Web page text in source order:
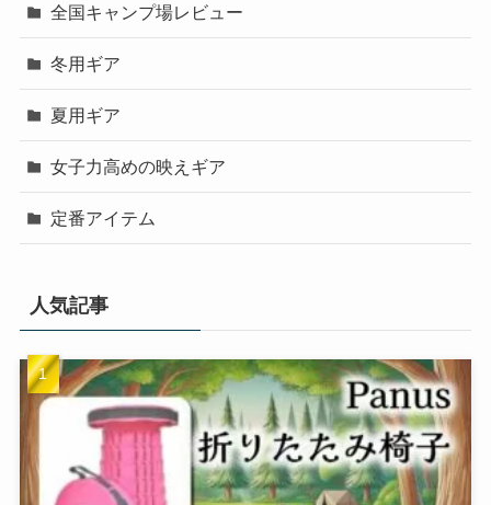
全国キャンプ場レビュー
冬用ギア
夏用ギア
女子力高めの映えギア
定番アイテム
人気記事